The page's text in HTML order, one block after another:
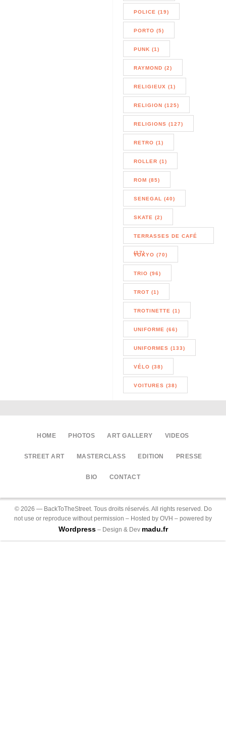
POLICE (19)
PORTO (5)
PUNK (1)
RAYMOND (2)
RELIGIEUX (1)
RELIGION (125)
RELIGIONS (127)
RETRO (1)
ROLLER (1)
ROM (85)
SENEGAL (40)
SKATE (2)
TERRASSES DE CAFÉ
(17)
TOKYO (70)
TRIO (96)
TROT (1)
TROTINETTE (1)
UNIFORME (66)
UNIFORMES (133)
VÉLO (38)
VOITURES (38)
HOME PHOTOS ART GALLERY VIDEOS
STREET ART MASTERCLASS EDITION PRESSE
BIO CONTACT
© 2026 — BackToTheStreet. Tous droits réservés. All rights reserved. Do
not use or reproduce without permission – Hosted by OVH – powered by
Wordpress– Design & Dev madu.fr